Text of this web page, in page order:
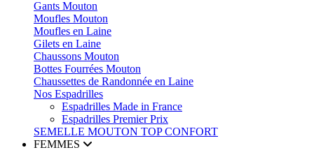
Gants Mouton
Moufles Mouton
Moufles en Laine
Gilets en Laine
Chaussons Mouton
Bottes Fourrées Mouton
Chaussettes de Randonnée en Laine
Nos Espadrilles
Espadrilles Made in France
Espadrilles Premier Prix
SEMELLE MOUTON TOP CONFORT
FEMMES